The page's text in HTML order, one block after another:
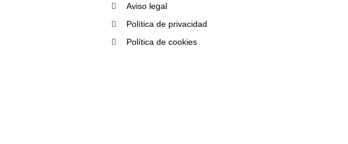
Aviso legal
Política de privacidad
Política de cookies